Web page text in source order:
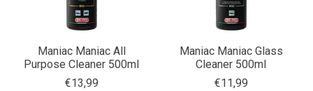
Maniac Maniac All
Purpose Cleaner 500ml
€13,99
Maniac Maniac Glass
Cleaner 500ml
€11,99